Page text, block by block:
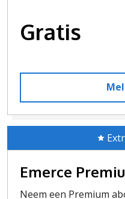
Gratis
Emerce
Neem een Premium